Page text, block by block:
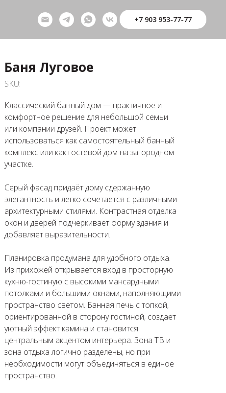
+7 903 953-77-77
Баня Луговое
SKU:
Классический банный дом — практичное и
комфортное решение для небольшой семьи
или компании друзей. Проект может
использоваться как самостоятельный банный
комплекс или как гостевой дом на загородном
участке.
Серый фасад придаёт дому сдержанную
элегантность и легко сочетается с различными
архитектурными стилями. Контрастная отделка
окон и дверей подчёркивает форму здания и
добавляет выразительности.
Планировка продумана для удобного отдыха.
Из прихожей открывается вход в просторную
кухню-гостиную с высокими мансардными
потолками и большими окнами, наполняющими
пространство светом. Банная печь с топкой,
ориентированной в сторону гостиной, создаёт
уютный эффект камина и становится
центральным акцентом интерьера. Зона ТВ и
зона отдыха логично разделены, но при
необходимости могут объединяться в единое
пространство.